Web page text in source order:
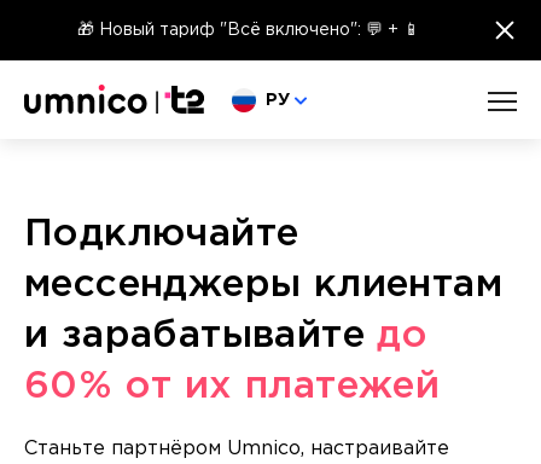
🎁 Новый тариф "Всё включено": 💬 + 📱 ×
Выберите язык
РУ
Подключайте
мессенджеры клиентам
и зарабатывайтедо
60% от их платежей
Станьте партнёром Umnico, настраивайте